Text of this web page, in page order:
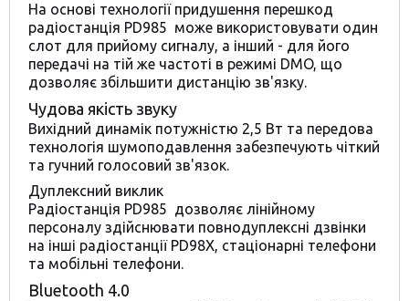
На основі технології придушення перешкод
радіостанція PD985 може використовувати один
слот для прийому сигналу, а інший - для його
передачі на тій же частоті в режимі DMO, що
дозволяє збільшити дистанцію зв'язку.
Чудова якість звуку
Вихідний динамік потужністю 2,5 Вт та передова
технологія шумоподавлення забезпечують чіткий
та гучний голосовий зв'язок.
Дуплексний виклик
Радіостанція PD985 дозволяє лінійному
персоналу здійснювати повнодуплексні дзвінки
на інші радіостанції PD98X, стаціонарні телефони
та мобільні телефони.
Bluetooth 4.0